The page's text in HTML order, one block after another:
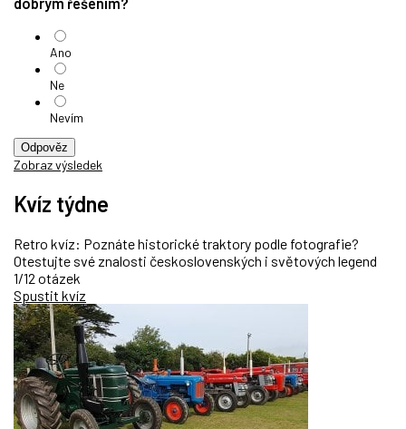
dobrým řešením?
Ano
Ne
Nevím
Odpověz
Zobraz výsledek
Kvíz týdne
Retro kvíz: Poznáte historické traktory podle fotografie?
Otestujte své znalosti československých i světových legend
1/12 otázek
Spustit kvíz